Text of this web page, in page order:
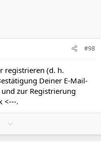
i
S
t
i
m
m
#98
registrieren (d. h.
Deiner E-Mail-
zur Registrierung
<---.
e